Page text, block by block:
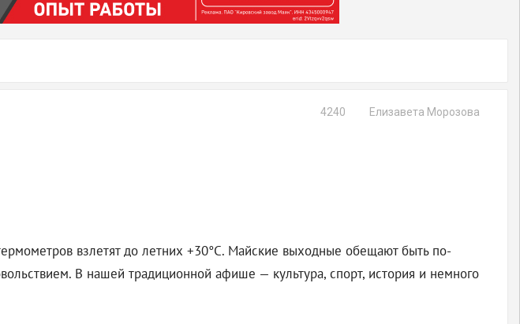
Елизавета Морозова
4240
взлетят до летних +30°C. Майские выходные обещают быть по-
В нашей традиционной афише — культура, спорт, история и немного